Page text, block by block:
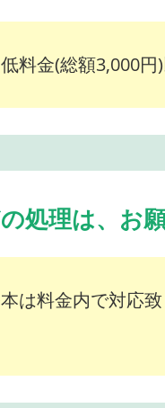
料金(総額3,000円
処理は、お
は料金内で対応